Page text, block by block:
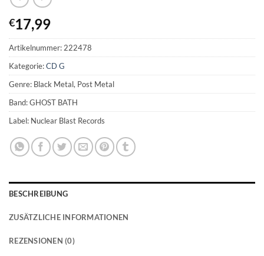
€17,99
Artikelnummer:222478
Kategorie:CD G
Genre: Black Metal, Post Metal
Band: GHOST BATH
Label: Nuclear Blast Records
BESCHREIBUNG
ZUSÄTZLICHE INFORMATIONEN
REZENSIONEN (0)